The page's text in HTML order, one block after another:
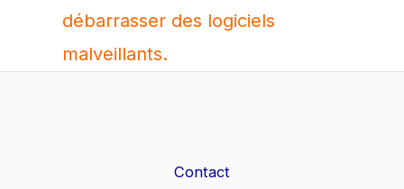
débarrasser des logiciels
malveillants.
Contact